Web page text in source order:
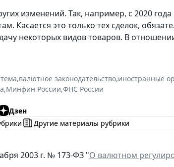
изменений. Так, например, с 2020
Касается это только тех сделок,
некоторых видов товаров. В
,валютное законодательство,иностранные
,Минфин России,ФНС России
Дзен
Другие материалы рубрики
2003 г. № 173-ФЗ "О валютном